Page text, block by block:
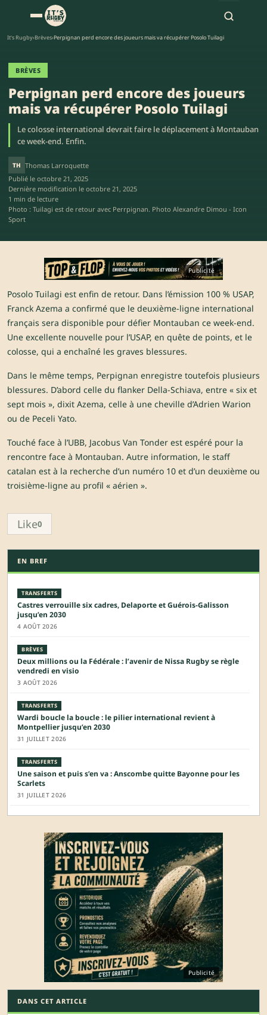
It's Rugby›Brèves›Perpignan perd encore des joueurs mais va récupérer Posolo Tuilagi
BRÈVES
Perpignan perd encore des joueurs
mais va récupérer Posolo Tuilagi
Le colosse international devrait faire le déplacement à Montauban
ce week-end. Enfin.
TH Thomas Larroquette
Publié le octobre 21, 2025
Dernière modification le octobre 21, 2025
1 min de lecture
Photo : Tuilagi est de retour avec Perrpignan. Photo Alexandre Dimou - Icon
Sport
Publicité
Posolo Tuilagi est enfin de retour. Dans l’émission 100 % USAP,
Franck Azema a confirmé que le deuxième-ligne international
français sera disponible pour défier Montauban ce week-end.
Une excellente nouvelle pour l’USAP, en quête de points, et le
colosse, qui a enchaîné les graves blessures.
Dans le même temps, Perpignan enregistre toutefois plusieurs
blessures. D’abord celle du flanker Della-Schiava, entre « six et
sept mois », dixit Azema, celle à une cheville d’Adrien Warion
ou de Peceli Yato.
Touché face à l’UBB, Jacobus Van Tonder est espéré pour la
rencontre face à Montauban. Autre information, le staff
catalan est à la recherche d’un numéro 10 et d’un deuxième ou
troisième-ligne au profil « aérien ».
Like0
EN BREF
TRANSFERTS
Castres verrouille six cadres, Delaporte et Guérois-Galisson
jusqu’en 2030
4 AOÛT 2026
BRÈVES
Deux millions ou la Fédérale : l’avenir de Nissa Rugby se règle
vendredi en visio
3 AOÛT 2026
TRANSFERTS
Wardi boucle la boucle : le pilier international revient à
Montpellier jusqu’en 2030
31 JUILLET 2026
TRANSFERTS
Une saison et puis s’en va : Anscombe quitte Bayonne pour les
Scarlets
31 JUILLET 2026
Publicité
DANS CET ARTICLE